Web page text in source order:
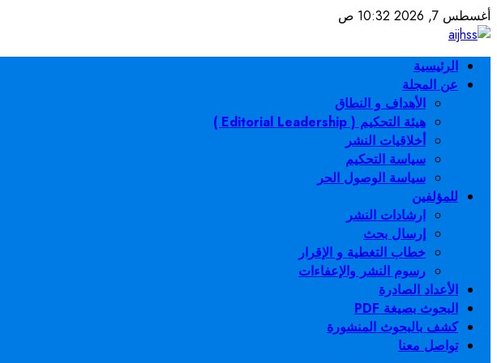
تخطي
إلى
المحتوى
أغسطس 7, 2026 10:32 ص
القائمة
الرئيسية
الرئيسية
عن المجلة
الأهداف و النطاق
هيئة التحكيم ( Editorial Leadership )
أخلاقيات النشر
سياسة التحكيم
سياسة الوصول الحر
للمؤلفين
ارشادات النشر
إرسال بحث
خطاب التغطية و الإقرار
رسوم النشر والإعفاءات
الأعداد الصادرة
البحوث بصيغة PDF
كشف بالبحوث المنشورة
تواصل معنا